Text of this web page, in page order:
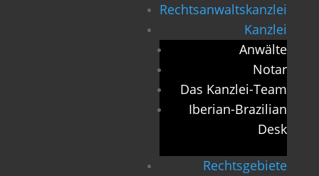
Rechtsanwaltskanzlei
Kanzlei
Anwälte
Notar
Das Kanzlei-Team
Iberian-Brazilian
Desk
Rechtsgebiete